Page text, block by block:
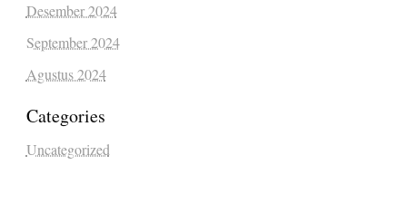
Desember 2024
September 2024
Agustus 2024
Categories
Uncategorized